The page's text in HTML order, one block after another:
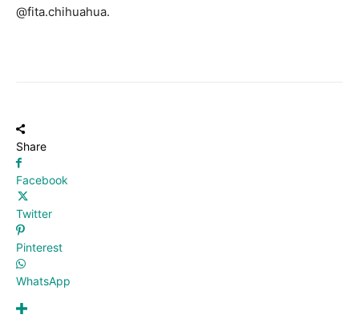
@fita.chihuahua.
Share
Facebook
Twitter
Pinterest
WhatsApp